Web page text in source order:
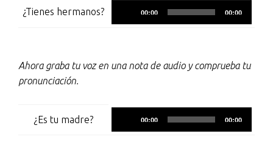
¿Tienes hermanos?
Reproductor
de
00:00 00:00
Ahora graba tu voz en una nota de audio y comprueba tu
pronunciación.
¿Es tu madre?
Reproductor
de
00:00 00:00